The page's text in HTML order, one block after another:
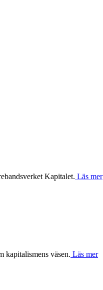
Kapitalet. Läs mer
kapitalismens väsen. Läs mer